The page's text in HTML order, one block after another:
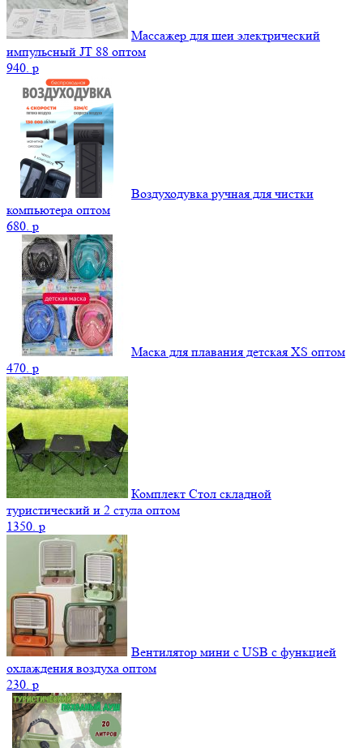
Массажер для шеи электрический
импульсный JT 88 оптом
940. p
Воздуходувка ручная для чистки
компьютера оптом
680. p
Маска для плавания детская XS оптом
470. p
Комплект Стол складной
туристический и 2 стула оптом
1350. p
Вентилятор мини с USB с функцией
охлаждения воздуха оптом
230. p